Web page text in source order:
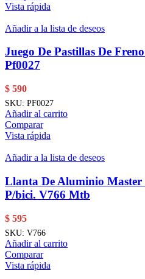
Vista rápida
Añadir a la lista de deseos
Juego De Pastillas De
Pf0027
$ 590
SKU: PF0027
Añadir al carrito
Comparar
Vista rápida
Añadir a la lista de deseos
Llanta De Aluminio Master
P/bici. V766 Mtb
$ 595
SKU: V766
Añadir al carrito
Comparar
Vista rápida